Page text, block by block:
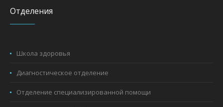
Отделения
Школа здоровья
Диагностическое отделение
Отделение специализированной помощи